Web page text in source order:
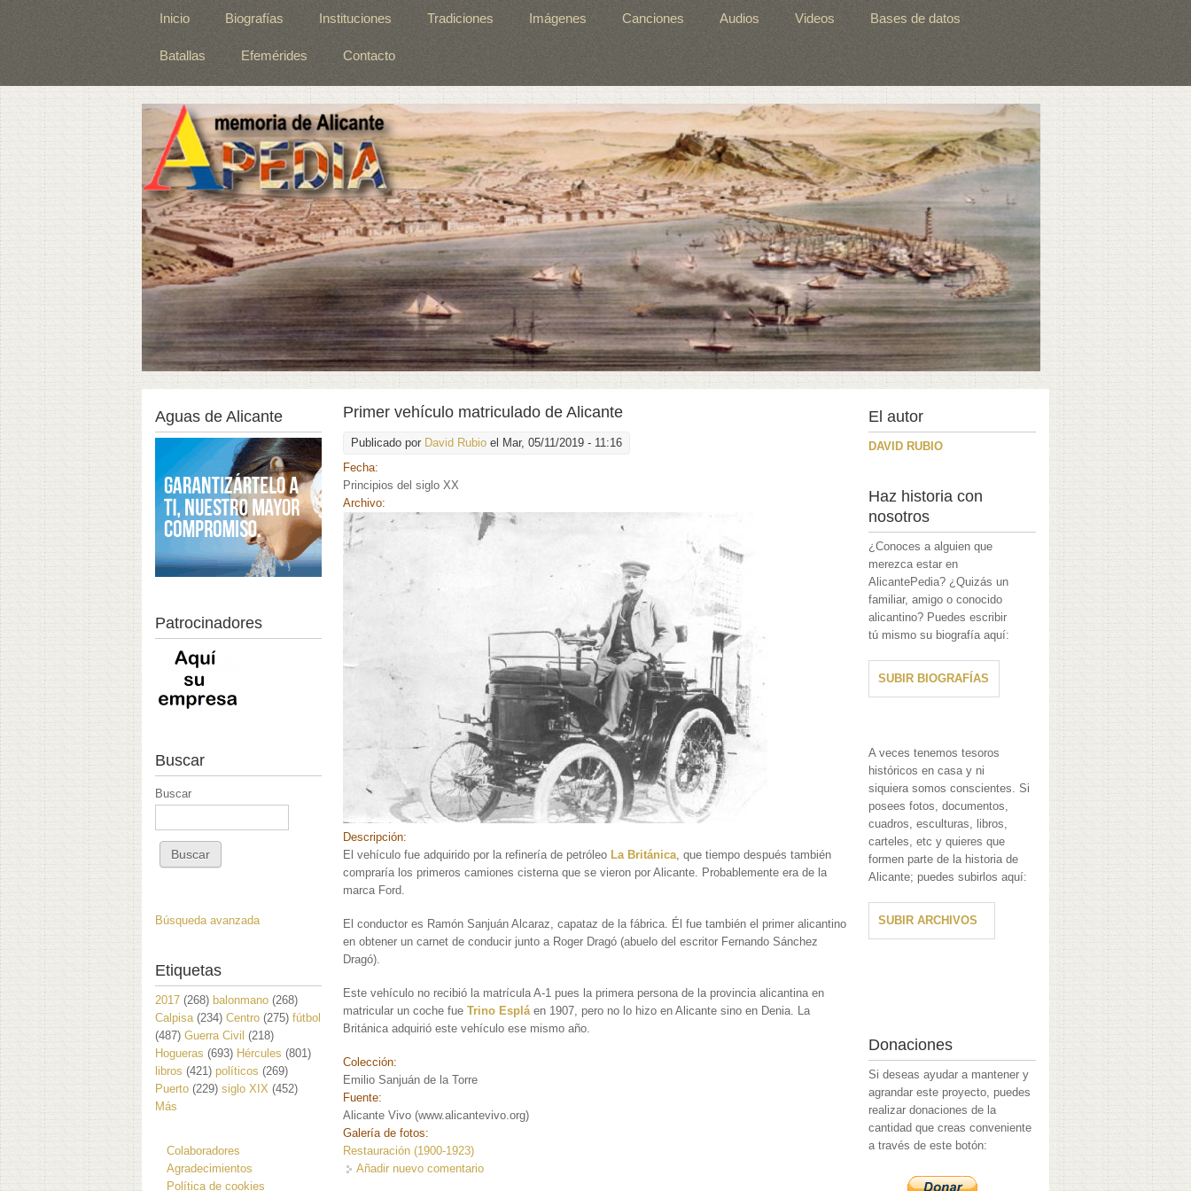
Inicio Biografías Instituciones Tradiciones Imágenes Canciones Audios Videos Bases de datos
Batallas Efemérides Contacto
Primer vehículo matriculado de Alicante
Publicado por David Rubio el Mar, 05/11/2019 - 11:16
Fecha:
Principios del siglo XX
Archivo:
Descripción:
El vehículo fue adquirido por la refinería de petróleo La Británica, que tiempo después también
compraría los primeros camiones cisterna que se vieron por Alicante. Probablemente era de la
marca Ford.
El conductor es Ramón Sanjuán Alcaraz, capataz de la fábrica. Él fue también el primer alicantino
en obtener un carnet de conducir junto a Roger Dragó (abuelo del escritor Fernando Sánchez
Dragó).
Este vehículo no recibió la matrícula A-1 pues la primera persona de la provincia alicantina en
matricular un coche fueTrino Espláen 1907, pero no lo hizo en Alicante sino en Denia. La
Británica adquirió este vehículo ese mismo año.
Colección:
Emilio Sanjuán de la Torre
Fuente:
Alicante Vivo (www.alicantevivo.org)
Galería de fotos:
Restauración (1900-1923)
Añadir nuevo comentario
Aguas de Alicante
Patrocinadores
Buscar
Buscar
Búsqueda avanzada
Etiquetas
2017 (268) balonmano (268)
Calpisa (234) Centro (275) fútbol
(487) Guerra Civil (218)
Hogueras (693) Hércules (801)
libros (421) políticos (269)
Puerto (229) siglo XIX (452)
Más
Colaboradores
Agradecimientos
Política de cookies
El autor
DAVID RUBIO
Haz historia con
nosotros
¿Conoces a alguien que
merezca estar en
AlicantePedia? ¿Quizás un
familiar, amigo o conocido
alicantino? Puedes escribir
tú mismo su biografía aquí:
SUBIR BIOGRAFÍAS
A veces tenemos tesoros
históricos en casa y ni
siquiera somos conscientes. Si
posees fotos, documentos,
cuadros, esculturas, libros,
carteles, etc y quieres que
formen parte de la historia de
Alicante; puedes subirlos aquí:
SUBIR ARCHIVOS
Donaciones
Si deseas ayudar a mantener y
agrandar este proyecto, puedes
realizar donaciones de la
cantidad que creas conveniente
a través de este botón: